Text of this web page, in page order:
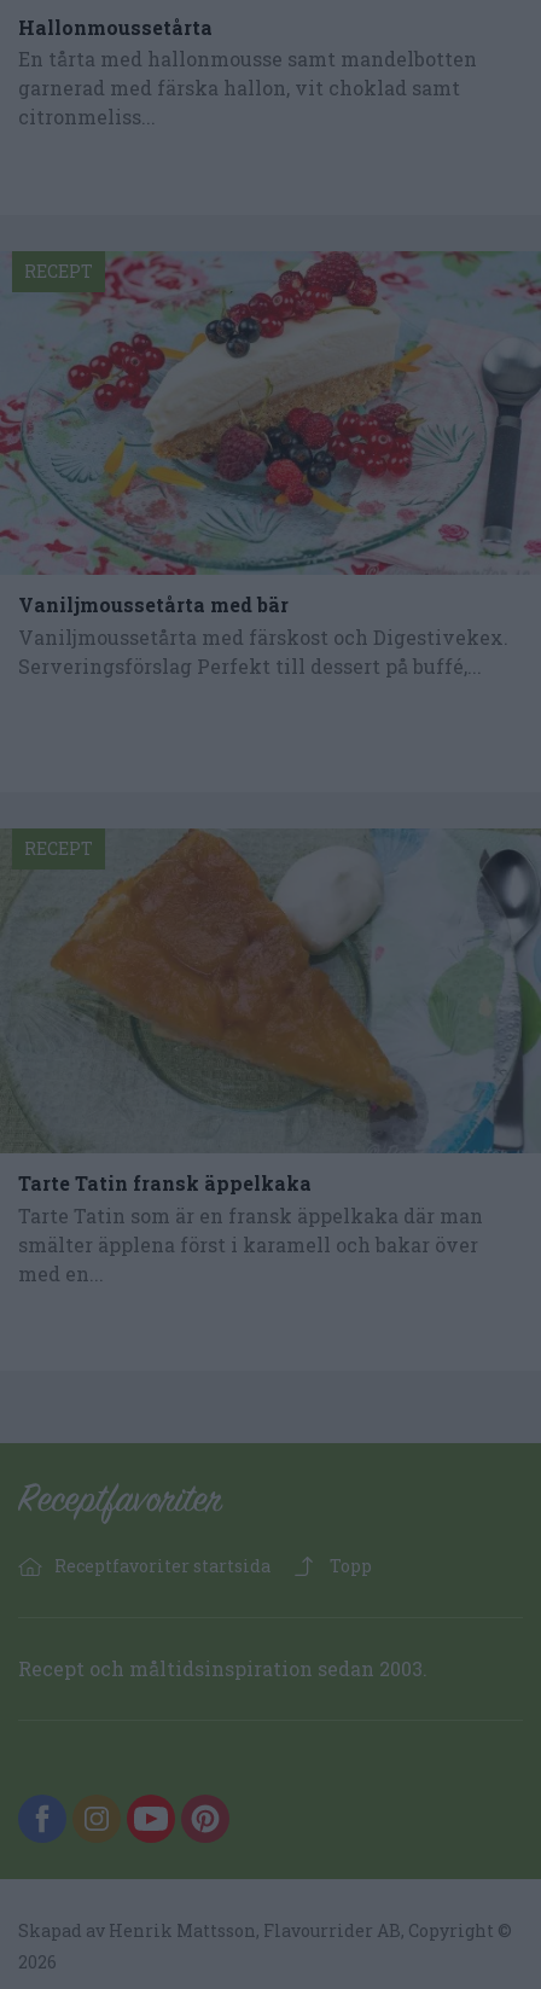
Hallonmoussetårta
En tårta med hallonmousse samt mandelbotten
garnerad med färska hallon, vit choklad samt
citronmeliss...
Vaniljmoussetårta med bär
Vaniljmoussetårta med färskost och Digestivekex.
Serveringsförslag Perfekt till dessert på buffé,...
RECEPT
Tarte Tatin fransk äppelkaka
Tarte Tatin som är en fransk äppelkaka där man
smälter äpplena först i karamell och bakar över
med en...
RECEPT
Receptfavoriter startsida Topp
Recept och måltidsinspiration sedan 2003.
Skapad av Henrik Mattsson, Flavourrider AB, Copyright ©
2026